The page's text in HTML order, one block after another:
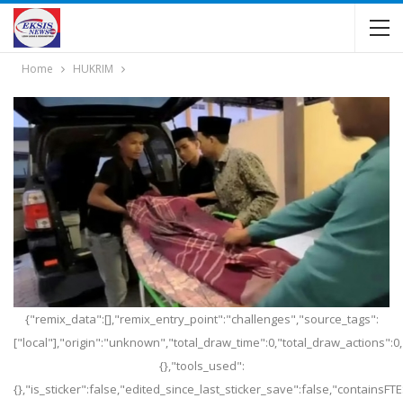
Home HUKRIM
{"remix_data":[],"remix_entry_point":"challenges","source_tags":
{},"tools_used":